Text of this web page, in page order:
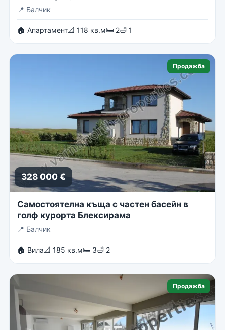
📍 Балчик
🏠 Апартамент📐 118 кв.м🛏 2🛁 1
Продажба
328 000 €
Самостоятелна къща с частен басейн в
голф курорта Блексирама
📍 Балчик
🏠 Вила📐 185 кв.м🛏 3🛁 2
Продажба